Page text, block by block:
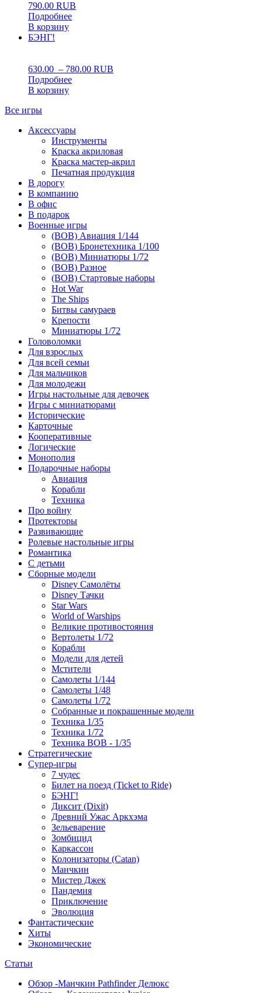
790.00 RUB
Подробнее
В корзину
БЭНГ!
630.00 – 780.00 RUB
Подробнее
В корзину
Все игры
Аксессуары
Инструменты
Краска акриловая
Краска мастер-акрил
Печатная продукция
В дорогу
В компанию
В офис
В подарок
Военные игры
(ВОВ) Авиация 1/144
(ВОВ) Бронетехника 1/100
(ВОВ) Миниатюры 1/72
(ВОВ) Разное
(ВОВ) Стартовые наборы
Hot War
The Ships
Битвы самураев
Крепости
Миниатюры 1/72
Головоломки
Для взрослых
Для всей семьи
Для мальчиков
Для молодежи
Игры настольные для девочек
Игры с миниатюрами
Исторические
Карточные
Кооперативные
Логические
Монополия
Подарочные наборы
Авиация
Корабли
Техника
Про войну
Протекторы
Развивающие
Ролевые настольные игры
Романтика
С детьми
Сборные модели
Disney Самолёты
Disney Тачки
Star Wars
World of Warships
Великие противостояния
Вертолеты 1/72
Корабли
Модели для детей
Мстители
Самолеты 1/144
Самолеты 1/48
Самолеты 1/72
Собранные и покрашенные модели
Техника 1/35
Техника 1/72
Техника ВОВ - 1/35
Стратегические
Супер-игры
7 чудес
Билет на поезд (Ticket to Ride)
БЭНГ!
Диксит (Dixit)
Древний Ужас Аркхэма
Зельеварение
Зомбицид
Каркассон
Колонизаторы (Catan)
Манчкин
Мистер Джек
Пандемия
Приключение
Эволюция
Фантастические
Хиты
Экономические
Статьи
Обзор -Манчкин Pathfinder Делюкс